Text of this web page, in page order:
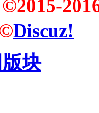
Discuz!
块